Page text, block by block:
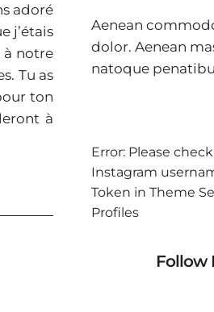
adoré
j’étais
à notre
Tu as
ton
à
Aenean
dolor. Aenean
natoque
Error: Please
Instagram
Token in Theme
Profiles
Follow